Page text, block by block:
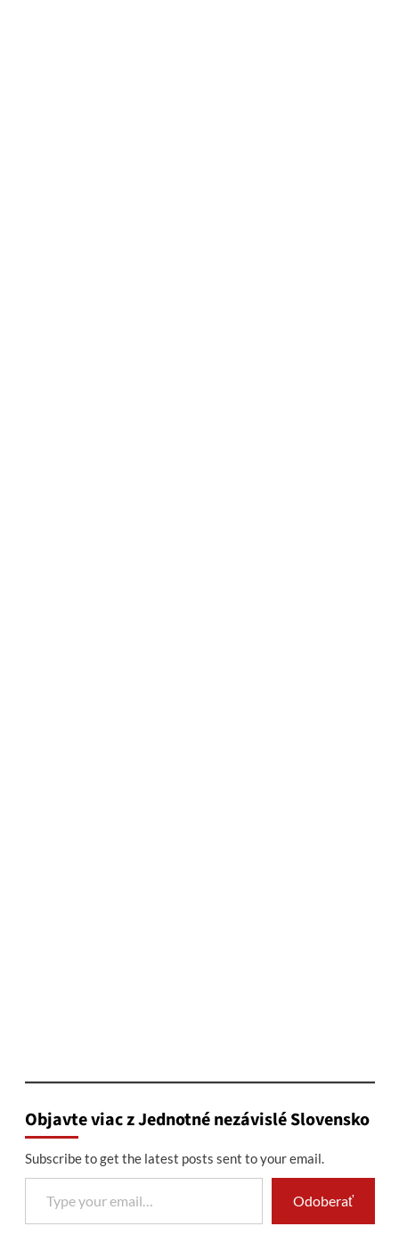
Objavte viac z Jednotné nezávislé Slovensko
Subscribe to get the latest posts sent to your email.
Type your email…
Odoberať